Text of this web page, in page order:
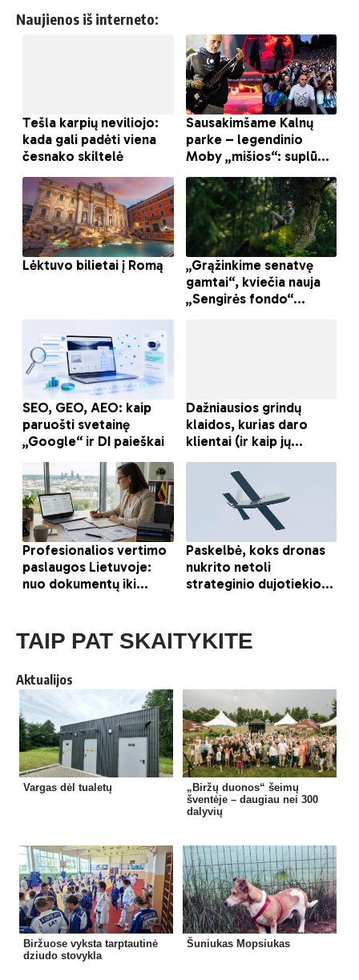
Naujienos iš interneto:
TAIP PAT SKAITYKITE
Aktualijos
Vargas dėl tualetų
„Biržų duonos“ šeimų
šventėje – daugiau nei 300
dalyvių
Biržuose vyksta tarptautinė
dziudo stovykla
Šuniukas Mopsiukas